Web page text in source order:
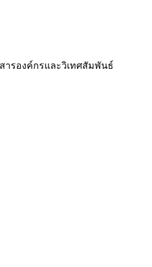
ารองค์กรและวิเทศสัมพันธ์